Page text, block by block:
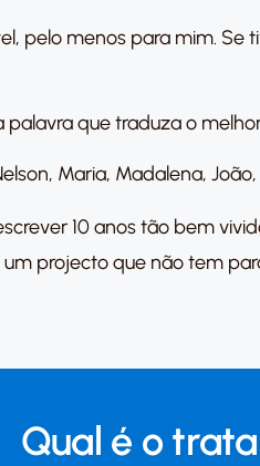
pelo menos para mim.
palavra que traduza o
Maria, Madalena, João,
10 anos tão bem
projecto que não tem
Qual é o